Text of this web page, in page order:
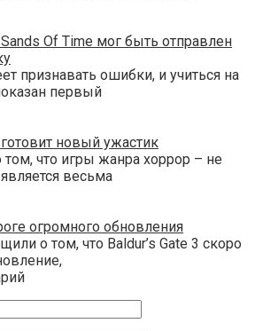
Of Time мог быть отправлен
признавать ошибки, и учиться на
первый
новый ужастик
том, что игры жанра хоррор – не
весьма
огромного обновления
о том, что Baldur’s Gate 3 скоро